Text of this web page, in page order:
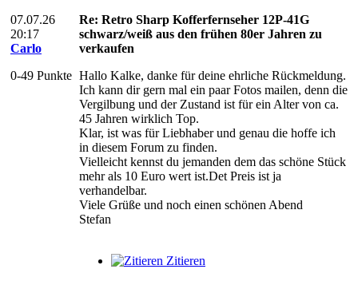
07.07.26
20:17
Carlo
0-49 Punkte
Re: Retro Sharp Kofferfernseher 12P-41G
schwarz/weiß aus den frühen 80er Jahren zu
verkaufen
Hallo Kalke, danke für deine ehrliche Rückmeldung.
Ich kann dir gern mal ein paar Fotos mailen, denn die
Vergilbung und der Zustand ist für ein Alter von ca.
45 Jahren wirklich Top.
Klar, ist was für Liebhaber und genau die hoffe ich
in diesem Forum zu finden.
Vielleicht kennst du jemanden dem das schöne Stück
mehr als 10 Euro wert ist.Det Preis ist ja
verhandelbar.
Viele Grüße und noch einen schönen Abend
Stefan
Zitieren